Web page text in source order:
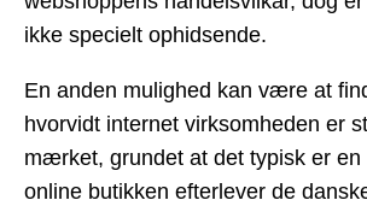
ikke specielt ophidsende.
En anden mulighed kan være at
hvorvidt internet virksomheden er
mærket, grundet at det typisk er en
online butikken efterlever de